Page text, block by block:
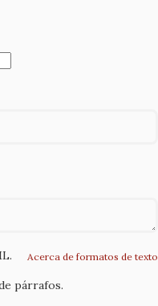
Acerca de formatos de texto
párrafos.